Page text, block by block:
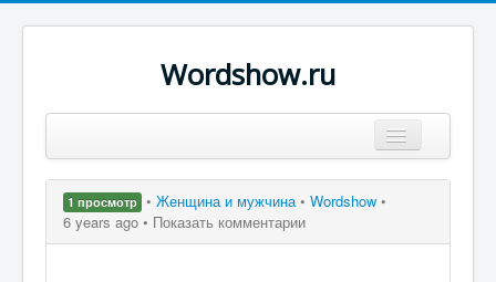
Wordshow.ru
Популярные цитаты
1 просмотр • Женщина и мужчина• Wordshow •
6 years ago • Показать комментарии